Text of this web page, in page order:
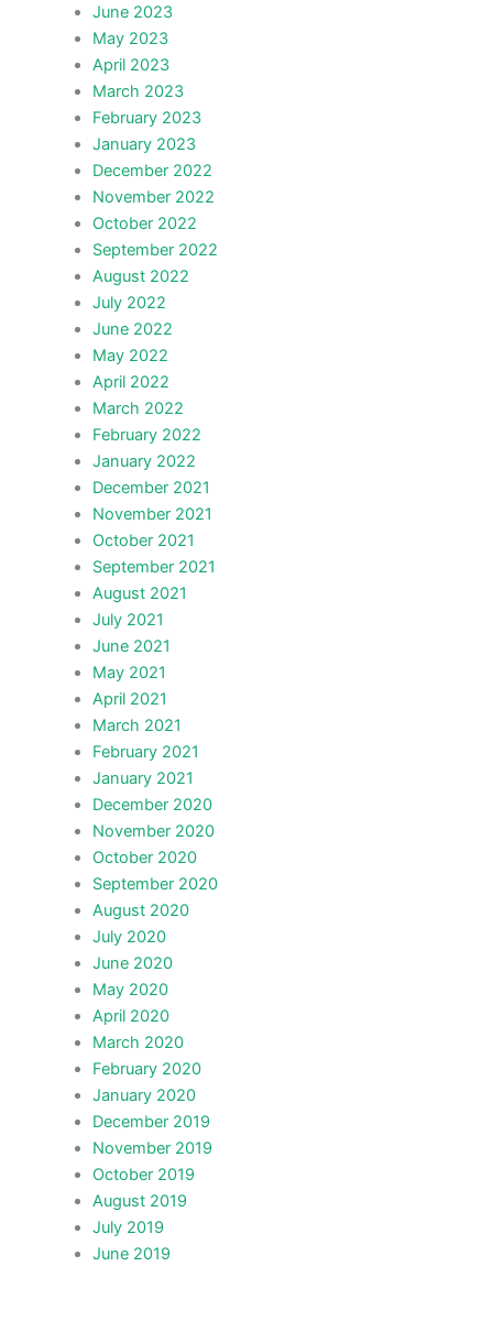
June 2023
May 2023
April 2023
March 2023
February 2023
January 2023
December 2022
November 2022
October 2022
September 2022
August 2022
July 2022
June 2022
May 2022
April 2022
March 2022
February 2022
January 2022
December 2021
November 2021
October 2021
September 2021
August 2021
July 2021
June 2021
May 2021
April 2021
March 2021
February 2021
January 2021
December 2020
November 2020
October 2020
September 2020
August 2020
July 2020
June 2020
May 2020
April 2020
March 2020
February 2020
January 2020
December 2019
November 2019
October 2019
August 2019
July 2019
June 2019